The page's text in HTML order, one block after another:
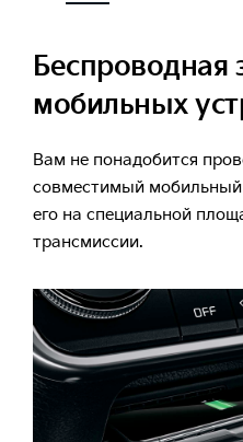
Беспроводная
мобильных
Вам не понадобится
совместимый
его на специальной
трансмиссии.